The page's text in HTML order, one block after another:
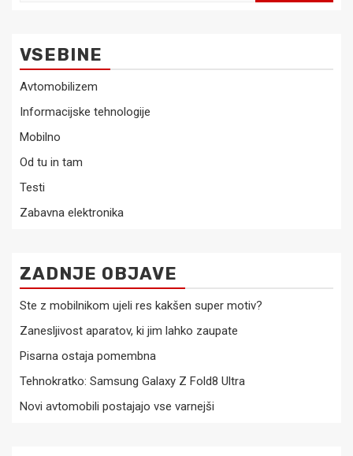
VSEBINE
Avtomobilizem
Informacijske tehnologije
Mobilno
Od tu in tam
Testi
Zabavna elektronika
ZADNJE OBJAVE
Ste z mobilnikom ujeli res kakšen super motiv?
Zanesljivost aparatov, ki jim lahko zaupate
Pisarna ostaja pomembna
Tehnokratko: Samsung Galaxy Z Fold8 Ultra
Novi avtomobili postajajo vse varnejši